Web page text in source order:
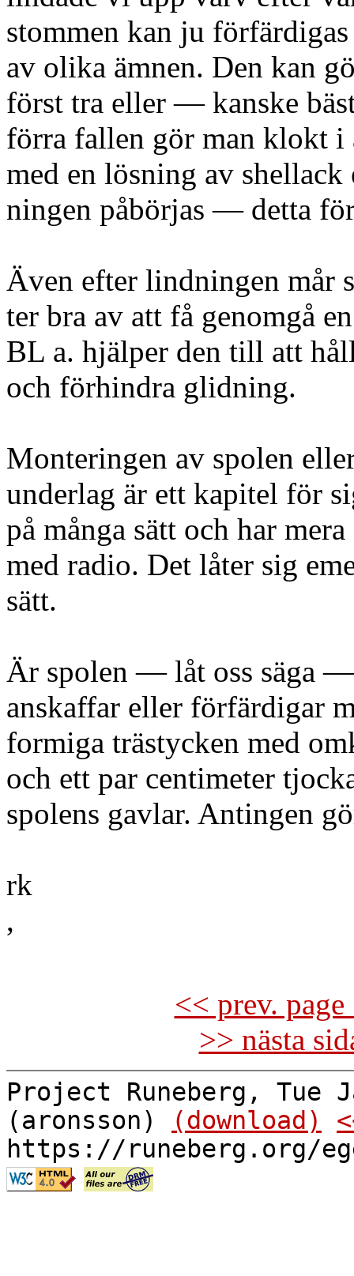
stommen kan ju
av olika ämnen. Den kan
först tra eller — kanske
förra fallen gör man klokt i
med en lösning av
ningen påbörjas — detta
Även efter lindningen mår
ter bra av att få genomgå
BL a. hjälper den till att
och förhindra glidning.
Monteringen av spolen
underlag är ett kapitel för
på många sätt och har
med radio. Det låter sig
sätt.
Är spolen — låt oss säga —
anskaffar eller förfärdigar
formiga trästycken med
och ett par centimeter
spolens gavlar. Antingen
rk
,
<< prev.
>> nästa
Project Runeberg, Tue
(aronsson)
(download)
https://runeberg.org/